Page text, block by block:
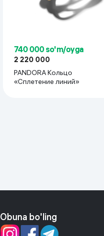
740 000 so'm/oyga
2 220 000
PANDORA Кольцо
«Сплетение линий»
Obuna bo'ling